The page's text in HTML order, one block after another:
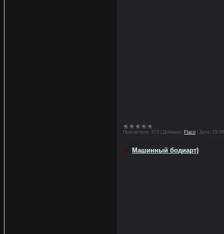
Просмотров: 873 Добавил: Flaco Дата:
Машинный бодиарт)